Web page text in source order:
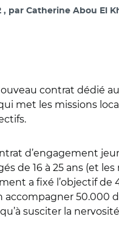
par Catherine Abou El
contrat dédié
met les missions
d’engagement
de 16 à 25 ans (et
a fixé l’objectif de
50.000
susciter la